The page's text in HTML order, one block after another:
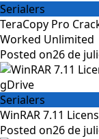
Serialers
TeraCopy Pro
Worked Unlimited
Posted on26 de
Serialers
WinRAR 7.11
Posted on26 de